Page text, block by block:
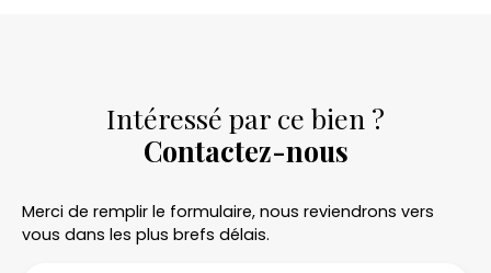
Intéressé par ce bien ?
Contactez-nous
Merci de remplir le formulaire, nous reviendrons vers
vous dans les plus brefs délais.